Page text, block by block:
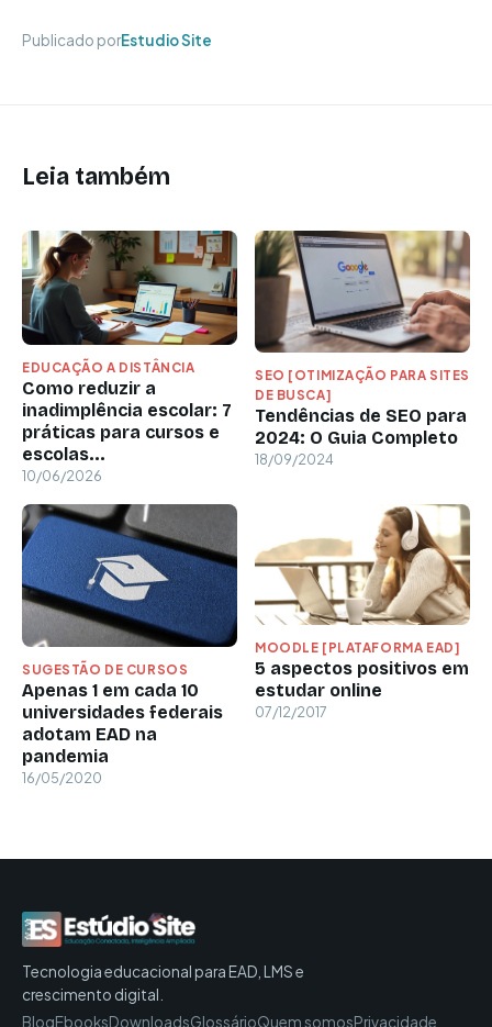
Publicado porEstudio Site
Leia também
EDUCAÇÃO A DISTÂNCIA
Como reduzir a
inadimplência escolar: 7
práticas para cursos e
escolas...
10/06/2026
SEO [OTIMIZAÇÃO PARA SITES
DE BUSCA]
Tendências de SEO para
2024: O Guia Completo
18/09/2024
SUGESTÃO DE CURSOS
Apenas 1 em cada 10
universidades federais
adotam EAD na
pandemia
16/05/2020
MOODLE [PLATAFORMA EAD]
5 aspectos positivos em
estudar online
07/12/2017
Tecnologia educacional para EAD, LMS e
crescimento digital.
BlogEbooksDownloadsGlossárioQuem somosPrivacidade